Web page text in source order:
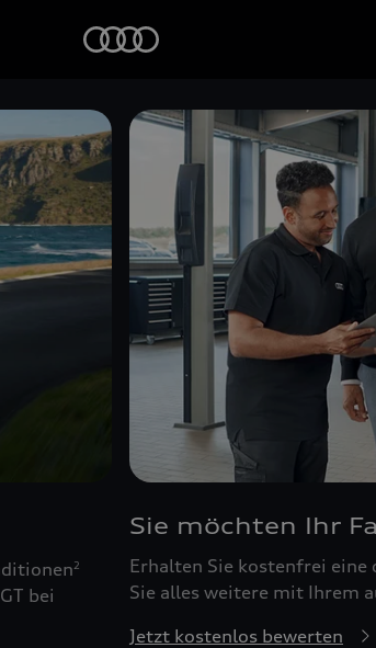
2
bei
Sie möchten Ihr
Erhalten Sie kostenfrei eine
Sie alles weitere mit Ihrem
Jetzt kostenlos bewerten